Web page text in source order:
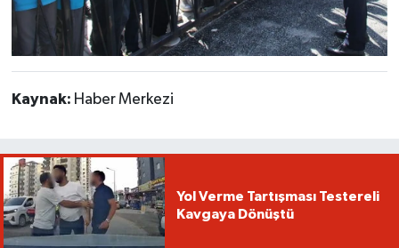
Kaynak: Haber Merkezi
Yol Verme Tartışması Testereli
Kavgaya Dönüştü